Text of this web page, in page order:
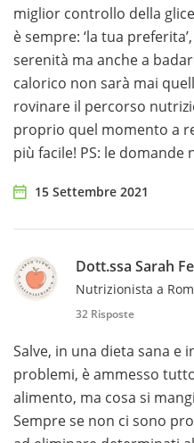
miglior controllo della
è sempre: ‘la tua
serenità ma anche a
calorico non sarà mai
rovinare il percorso
proprio quel momento a
più facile! PS: le
15 Settembre 2021
Dott.ssa Sarah
Nutrizionista a
32 Risposte
Salve, in una dieta sana e
problemi, è ammesso
alimento, ma cosa si
Sempre se non ci sono